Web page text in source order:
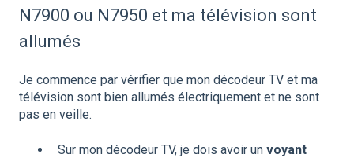
N7900 ou N7950 et ma télévision sont
allumés
Je commence par vérifier que mon décodeur TV et ma
télévision sont bien allumés électriquement et ne sont
pas en veille.
Sur mon décodeur TV, je dois avoir un voyant